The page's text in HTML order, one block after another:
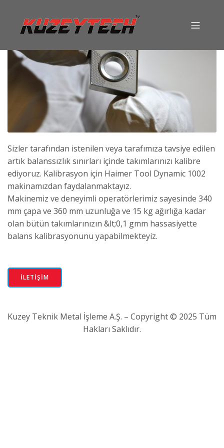
Sizler tarafından istenilen veya tarafımıza tavsiye edilen
artık balanssızlık sınırları içinde takımlarınızı kalibre
ediyoruz. Kalibrasyon için Haimer Tool Dynamic 1002
makinamızdan faydalanmaktayız.
Makinemiz ve deneyimli operatörlerimiz sayesinde 340
mm çapa ve 360 mm uzunluğa ve 15 kg ağırlığa kadar
olan bütün takımlarınızın &lt;0,1 gmm hassasiyette
balans kalibrasyonunu yapabilmekteyiz.
İLETİŞİM
Kuzey Teknik Metal İşleme A.Ş. – Copyright © 2025 Tüm
Hakları Saklıdır.